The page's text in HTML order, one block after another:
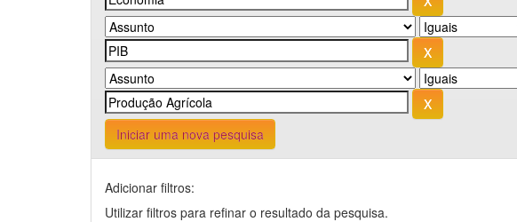
Iniciar uma nova pesquisa
Adicionar filtros:
Utilizar filtros para refinar o resultado da pesquisa.